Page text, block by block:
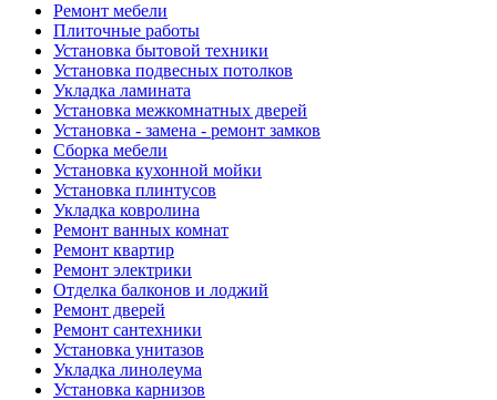
Ремонт мебели
Плиточные работы
Установка бытовой техники
Установка подвесных потолков
Укладка ламината
Установка межкомнатных дверей
Установка - замена - ремонт замков
Сборка мебели
Установка кухонной мойки
Установка плинтусов
Укладка ковролина
Ремонт ванных комнат
Ремонт квартир
Ремонт электрики
Отделка балконов и лоджий
Ремонт дверей
Ремонт сантехники
Установка унитазов
Укладка линолеума
Установка карнизов